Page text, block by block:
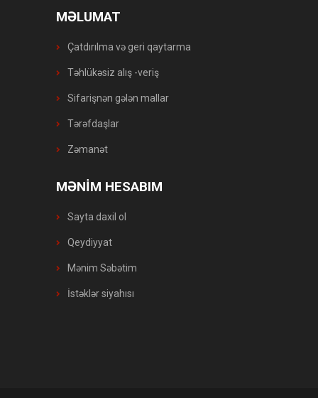
MƏLUMAT
Çatdırılma və geri qaytarma
Təhlükəsiz alış -veriş
Sifarişnən gələn mallar
Tərəfdaşlar
Zəmanət
MƏNİM HESABIM
Sayta daxil ol
Qeydiyyat
Mənim Səbətim
İstəklər siyahısı